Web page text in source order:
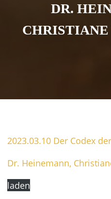
DR.
2023.03.10 Der Codex
Dr. Hei­ne­mann,
la­den